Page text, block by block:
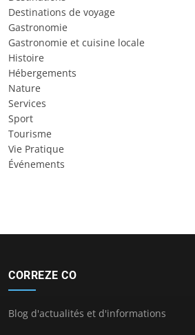
Destinations de voyage
Gastronomie
Gastronomie et cuisine locale
Histoire
Hébergements
Nature
Services
Sport
Tourisme
Vie Pratique
Événements
CORREZE CO
Blog d'actualités et d'informations